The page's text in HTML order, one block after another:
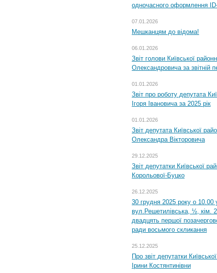
одночасного оформлення
07.01.2026
Мешканцям до відома!
06.01.2026
Звіт голови Київської
Олександровича за звітній
01.01.2026
Звіт про роботу депутата
Ігоря Івановича за 2025 рік
01.01.2026
Звіт депутата Київської
Олександра Вікторовича
29.12.2025
Звіт депутатки Київської
Корольової-Буцко
26.12.2025
30 грудня 2025 року о 10.00
вул.Решетилівська, ½, кім.
двадцять першої
ради восьмого скликання
25.12.2025
Про звіт депутатки
Ірини Костянтинівни